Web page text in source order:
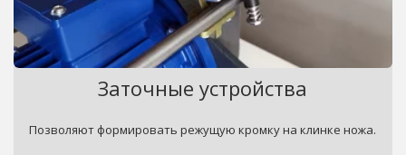
Заточные устройства
Позволяют формировать режущую кромку на клинке ножа.